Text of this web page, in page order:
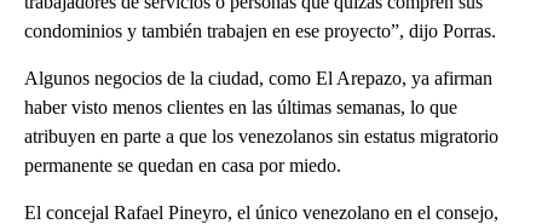
condominios y también trabajen en ese proyecto”, dijo Porras.
Algunos negocios de la ciudad, como El Arepazo, ya afirman
haber visto menos clientes en las últimas semanas, lo que
atribuyen en parte a que los venezolanos sin estatus migratorio
permanente se quedan en casa por miedo.
El concejal Rafael Pineyro, el único venezolano en el consejo,